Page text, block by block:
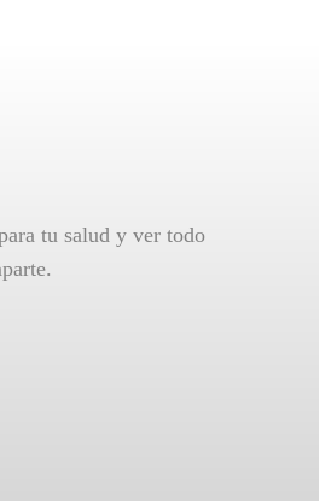
tu salud y ver todo